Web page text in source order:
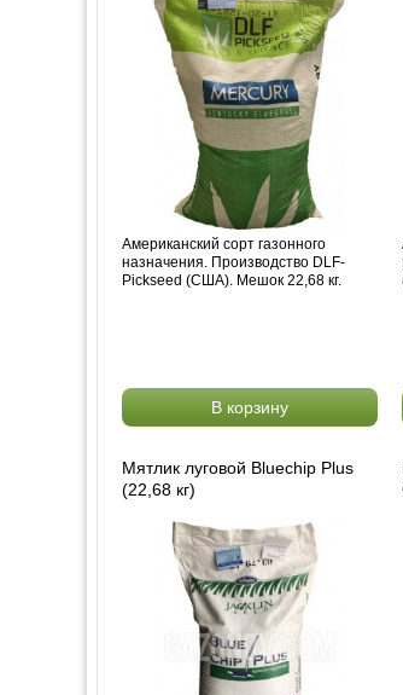
Американский сорт газонного
назначения. Производство DLF-
Pickseed (США). Мешок 22,68 кг.
В корзину
Мятлик луговой Bluechip Plus
(22,68 кг)